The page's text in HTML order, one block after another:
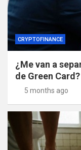
CRYPTOFINANCE
¿Me van a
de Green Card?
5 months ago